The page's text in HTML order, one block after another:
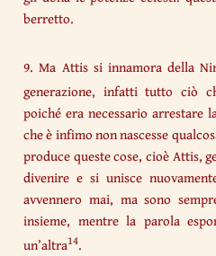
berretto.
9. Ma Attis si innamora della
generazione, infatti tutto ciò
poiché era necessario arrestare
che è infimo non nascesse
produce queste cose, cioè Attis,
divenire e si unisce
avvennero mai, ma sono
insieme, mentre la parola
un’altra14.